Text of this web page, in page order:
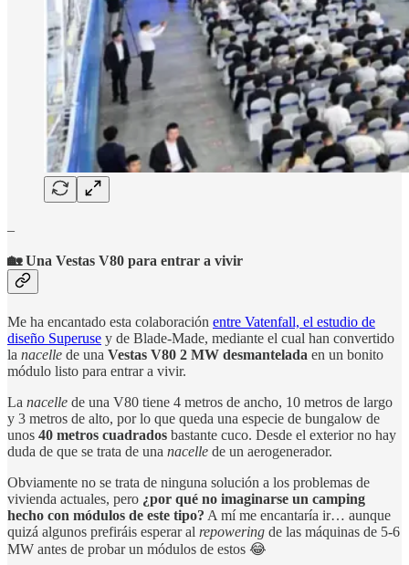
🏡 Una Vestas V80 para entrar a vivir
Me ha encantado esta colaboración entre Vatenfall, el estudio de
diseño Superuse y de Blade-Made, mediante el cual han convertido
la nacelle de una Vestas V80 2 MW desmantelada en un bonito
módulo listo para entrar a vivir.
La nacelle de una V80 tiene 4 metros de ancho, 10 metros de largo
y 3 metros de alto, por lo que queda una especie de bungalow de
unos 40 metros cuadrados bastante cuco. Desde el exterior no hay
duda de que se trata de una nacelle de un aerogenerador.
Obviamente no se trata de ninguna solución a los problemas de
vivienda actuales, pero ¿por qué no imaginarse un camping
hecho con módulos de este tipo? A mí me encantaría ir… aunque
quizá algunos prefiráis esperar al repowering de las máquinas de 5-6
MW antes de probar un módulos de estos 😂